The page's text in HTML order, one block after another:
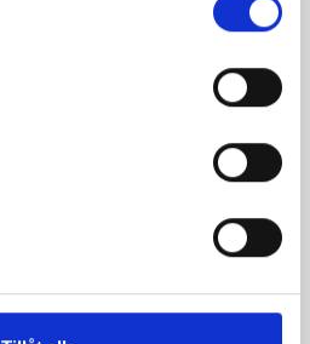
Picnicbog med äppelsås